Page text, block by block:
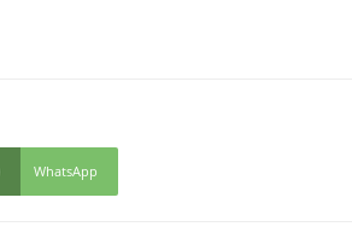
WhatsApp